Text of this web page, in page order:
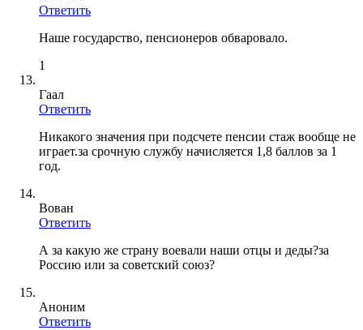
Ответить
Наше государство, пенсионеров обваровало.
1
Гаал
Ответить
Никакого значения при подсчете пенсии стаж вообще не
играет.за срочную службу начисляется 1,8 баллов за 1
год.
Вован
Ответить
А за какую же страну воевали наши отцы и деды?за
Россию или за советский союз?
Аноним
Ответить